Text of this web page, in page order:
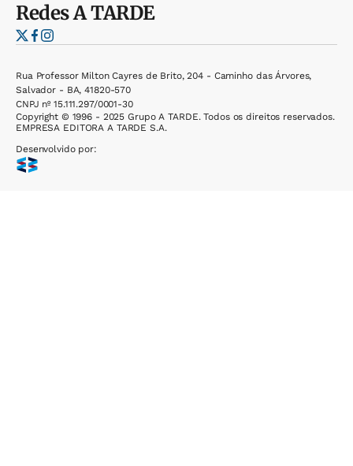
RedesA TARDE
Rua Professor Milton Cayres de Brito, 204 - Caminho das Árvores,
Salvador - BA, 41820-570
CNPJ nº 15.111.297/0001-30
Copyright © 1996 - 2025 Grupo A TARDE. Todos os direitos reservados.
EMPRESA EDITORA A TARDE S.A.
Desenvolvido por: